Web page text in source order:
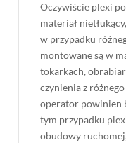
Oczywiście plexi
materiał
w przypadku
montowane są w
tokarkach,
czynienia z
operator powinien
tym przypadku
obudowy